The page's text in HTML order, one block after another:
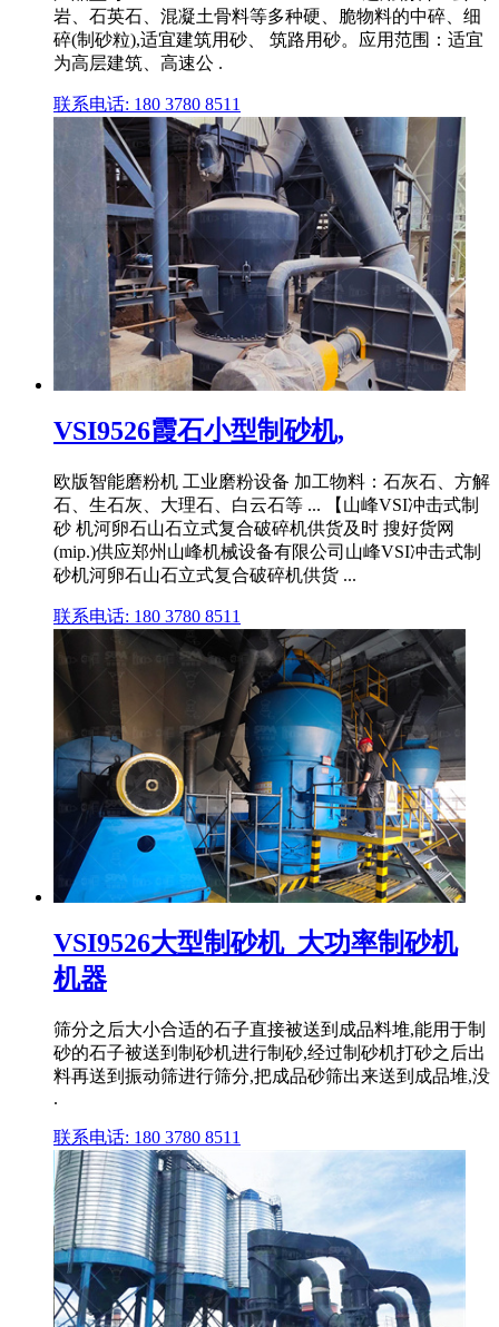
岩、石英石、混凝土骨料等多种硬、脆物料的中碎、细
碎(制砂粒),适宜建筑用砂、 筑路用砂。应用范围：适宜
为高层建筑、高速公 .
联系电话: 180 3780 8511
VSI9526霞石小型制砂机,
欧版智能磨粉机 工业磨粉设备 加工物料：石灰石、方解
石、生石灰、大理石、白云石等 ... 【山峰VSI冲击式制
砂 机河卵石山石立式复合破碎机供货及时 搜好货网
(mip.)供应郑州山峰机械设备有限公司山峰VSI冲击式制
砂机河卵石山石立式复合破碎机供货 ...
联系电话: 180 3780 8511
VSI9526大型制砂机_大功率制砂机
机器
筛分之后大小合适的石子直接被送到成品料堆,能用于制
砂的石子被送到制砂机进行制砂,经过制砂机打砂之后出
料再送到振动筛进行筛分,把成品砂筛出来送到成品堆,没
.
联系电话: 180 3780 8511